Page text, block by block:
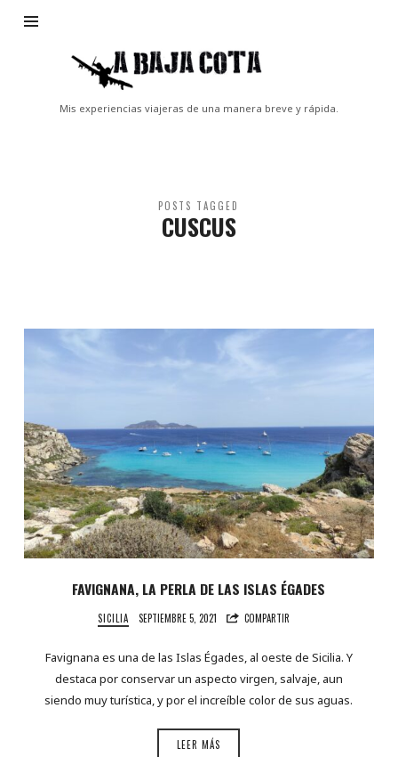
Baja
Cota
Mis experiencias viajeras de una manera breve y rápida.
POSTS TAGGED
CUSCUS
FAVIGNANA, LA PERLA DE LAS ISLAS ÉGADES
SICILIA SEPTIEMBRE 5, 2021 COMPARTIR
Favignana es una de las Islas Égades, al oeste de Sicilia. Y
destaca por conservar un aspecto virgen, salvaje, aun
siendo muy turística, y por el increíble color de sus aguas.
LEER MÁS